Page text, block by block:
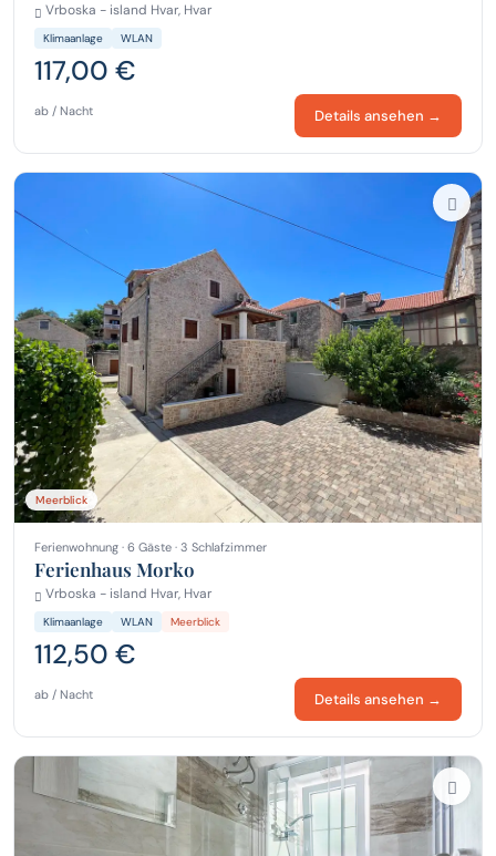
Vrboska - island Hvar, Hvar
Klimaanlage WLAN
117,00 €
ab / Nacht Details ansehen →
Meerblick
Ferienwohnung · 6 Gäste · 3 Schlafzimmer
Ferienhaus Morko
Vrboska - island Hvar, Hvar
Klimaanlage WLAN Meerblick
112,50 €
ab / Nacht Details ansehen →